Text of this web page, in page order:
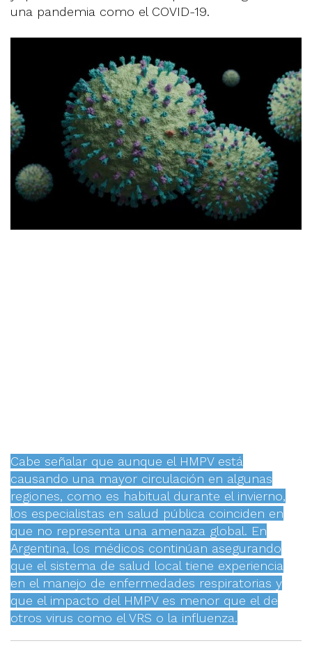
una pandemia como el COVID-19.
Cabe señalar que aunque el HMPV está
causando una mayor circulación en algunas
regiones, como es habitual durante el invierno,
los especialistas en salud pública coinciden en
que no representa una amenaza global. En
Argentina, los médicos continúan asegurando
que el sistema de salud local tiene experiencia
en el manejo de enfermedades respiratorias y
que el impacto del HMPV es menor que el de
otros virus como el VRS o la influenza.